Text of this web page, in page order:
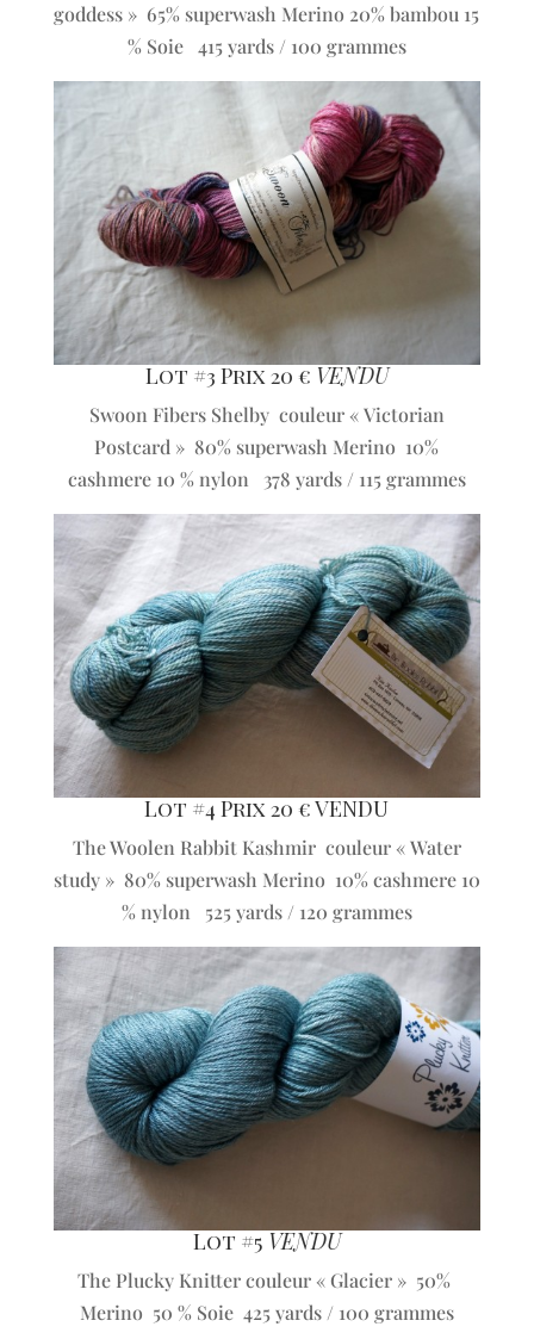
goddess » 65% superwash Merino 20% bambou 15
% Soie 415 yards / 100 grammes
Lot #3 Prix 20 € VENDU
Swoon Fibers Shelby couleur « Victorian
Postcard » 80% superwash Merino 10%
cashmere 10 % nylon 378 yards / 115 grammes
Lot #4 Prix 20 € VENDU
The Woolen Rabbit Kashmir couleur « Water
study » 80% superwash Merino 10% cashmere 10
% nylon 525 yards / 120 grammes
Lot #5 VENDU
The Plucky Knitter couleur « Glacier » 50%
Merino 50 % Soie 425 yards / 100 grammes